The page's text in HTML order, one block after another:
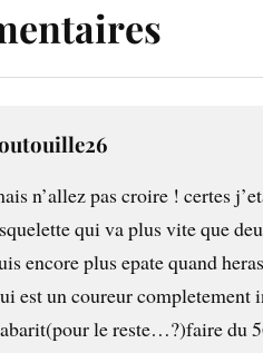
n’allez pas croire ! certes
qui va plus vite que
encore plus epate quand
est un coureur completement
le reste…?)faire du